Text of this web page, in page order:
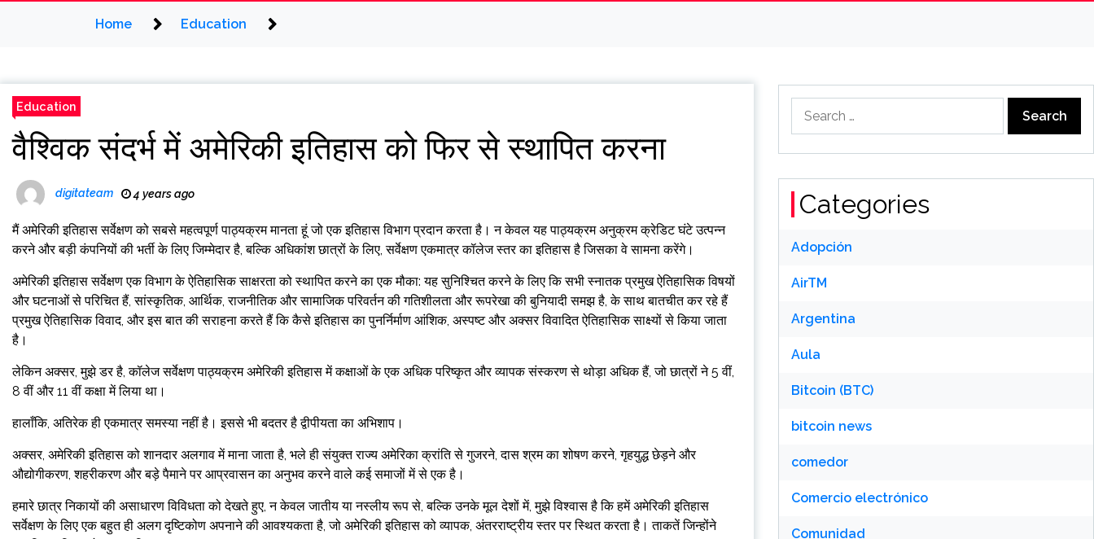
Home Education
Education
वैश्विक संदर्भ में अमेरिकी इतिहास को फिर से स्थापित करना
digitateam 4 years ago
मैं अमेरिकी इतिहास सर्वेक्षण को सबसे महत्वपूर्ण पाठ्यक्रम मानता हूं जो एक इतिहास विभाग प्रदान करता है। न केवल यह पाठ्यक्रम अनुक्रम क्रेडिट घंटे उत्पन्न
करने और बड़ी कंपनियों की भर्ती के लिए जिम्मेदार है, बल्कि अधिकांश छात्रों के लिए, सर्वेक्षण एकमात्र कॉलेज स्तर का इतिहास है जिसका वे सामना करेंगे।
अमेरिकी इतिहास सर्वेक्षण एक विभाग के ऐतिहासिक साक्षरता को स्थापित करने का एक मौका: यह सुनिश्चित करने के लिए कि सभी स्नातक प्रमुख ऐतिहासिक विषयों
और घटनाओं से परिचित हैं, सांस्कृतिक, आर्थिक, राजनीतिक और सामाजिक परिवर्तन की गतिशीलता और रूपरेखा की बुनियादी समझ है, के साथ बातचीत कर रहे हैं
प्रमुख ऐतिहासिक विवाद, और इस बात की सराहना करते हैं कि कैसे इतिहास का पुनर्निर्माण आंशिक, अस्पष्ट और अक्सर विवादित ऐतिहासिक साक्ष्यों से किया जाता
है।
लेकिन अक्सर, मुझे डर है, कॉलेज सर्वेक्षण पाठ्यक्रम अमेरिकी इतिहास में कक्षाओं के एक अधिक परिष्कृत और व्यापक संस्करण से थोड़ा अधिक हैं, जो छात्रों ने 5 वीं,
8 वीं और 11 वीं कक्षा में लिया था।
हालाँकि, अतिरेक ही एकमात्र समस्या नहीं है। इससे भी बदतर है द्वीपीयता का अभिशाप।
अक्सर, अमेरिकी इतिहास को शानदार अलगाव में माना जाता है, भले ही संयुक्त राज्य अमेरिका क्रांति से गुजरने, दास श्रम का शोषण करने, गृहयुद्ध छेड़ने और
औद्योगीकरण, शहरीकरण और बड़े पैमाने पर आप्रवासन का अनुभव करने वाले कई समाजों में से एक है।
हमारे छात्र निकायों की असाधारण विविधता को देखते हुए, न केवल जातीय या नस्लीय रूप से, बल्कि उनके मूल देशों में, मुझे विश्वास है कि हमें अमेरिकी इतिहास
सर्वेक्षण के लिए एक बहुत ही अलग दृष्टिकोण अपनाने की आवश्यकता है, जो अमेरिकी इतिहास को व्यापक, अंतरराष्ट्रीय स्तर पर स्थित करता है। ताकतें जिन्होंने
for:
Categories
Adopción
AirTM
Argentina
Aula
Bitcoin (BTC)
bitcoin news
comedor
Comercio electrónico
Comunidad